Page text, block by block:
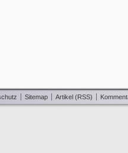
Sitemap Artikel (RSS)